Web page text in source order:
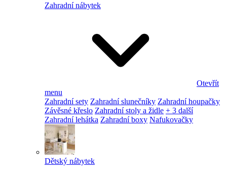
Zahradní nábytek
Otevřít
menu
Zahradní sety Zahradní slunečníky Zahradní houpačky
Závěsné křeslo Zahradní stoly a židle + 3 další
Zahradní lehátka Zahradní boxy Nafukovačky
Dětský nábytek